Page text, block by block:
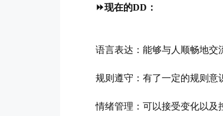
⏩现在的DD：
语言表达：能够与人顺畅地交
规则遵守：有了一定的规则意
情绪管理：可以接受变化以及